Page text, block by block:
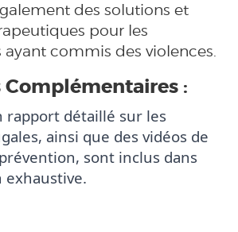
des solutions et
pour les
ayant commis des violences.
Complémentaires :
rapport détaillé sur les
ainsi que des vidéos de
sont inclus dans